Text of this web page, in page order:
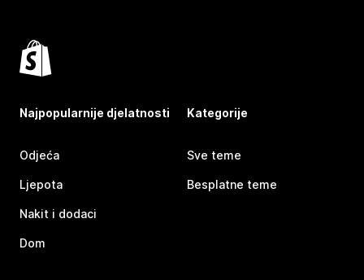
Najpopularnije djelatnosti
Odjeća
Ljepota
Nakit i dodaci
Dom
Kategorije
Sve teme
Besplatne teme